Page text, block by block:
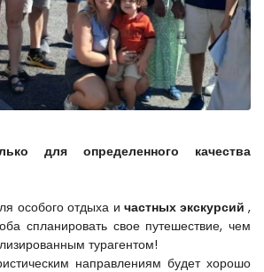
для определенного качества
особого отдыха и частных экскурсий ,
спланировать свое путешествие, чем
турагентом!